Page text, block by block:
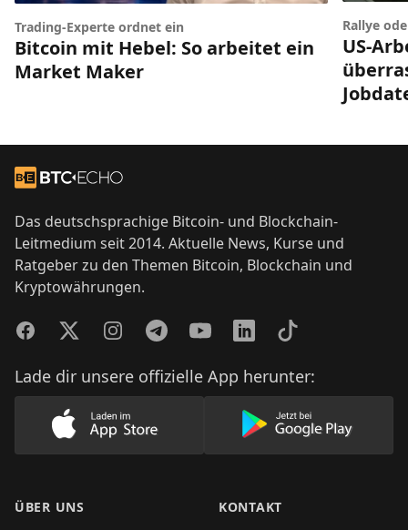
Trading-Experte ordnet ein
Bitcoin mit Hebel: So arbeitet ein
Market Maker
Rallye
US-
Zur Startseite
Das deutschsprachige Bitcoin- und Blockchain-
Leitmedium seit 2014. Aktuelle News, Kurse und
Ratgeber zu den Themen Bitcoin, Blockchain und
Kryptowährungen.
FacebookTwitterInstagramTelegramYouTubeLinkedInTikTok
Lade dir unsere offizielle App herunter:
Lade unsere App im AppStore herunter
Lade unsere
ÜBER UNS KONTAKT